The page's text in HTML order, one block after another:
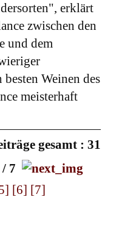
erklärt
zwischen den
und dem
Weinen des
meisterhaft
gesamt : 31
/ 7
[6] [7]